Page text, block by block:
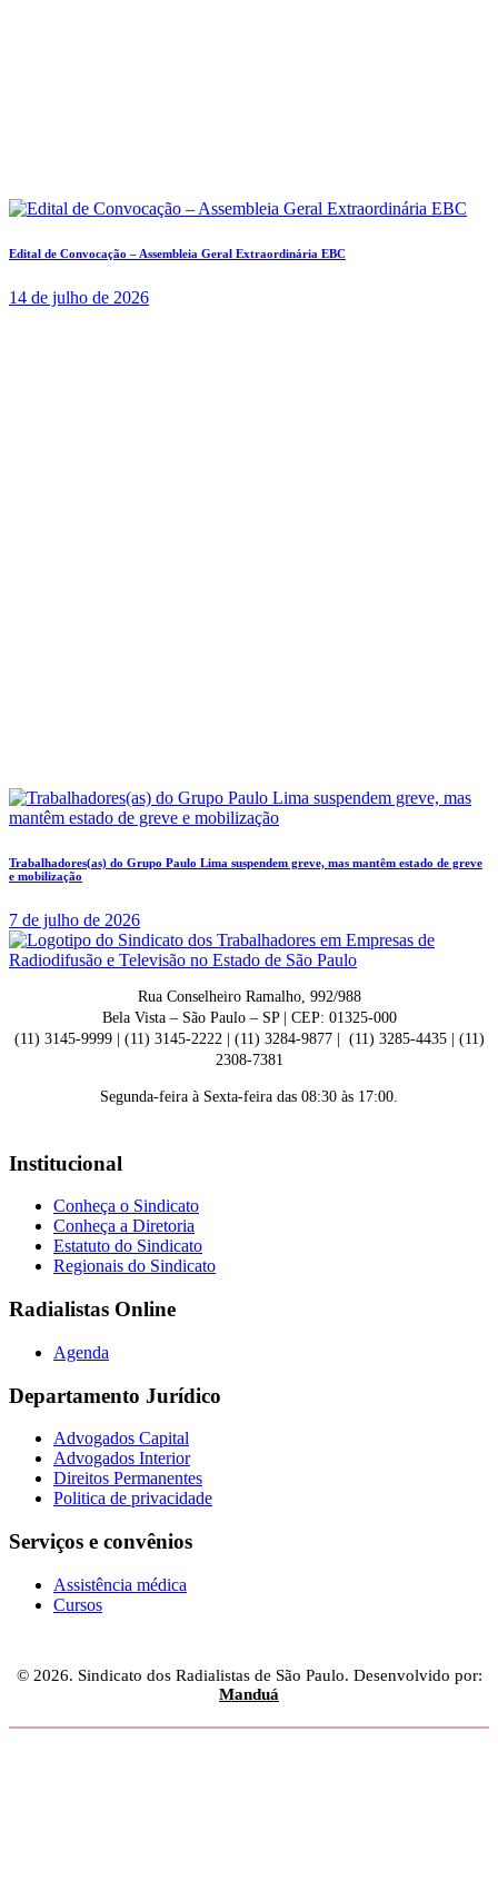
Edital de Convocação – Assembleia Geral Extraordinária EBC
14 de julho de 2026
Trabalhadores(as) do Grupo Paulo Lima suspendem greve, mas mantêm estado de greve
e mobilização
7 de julho de 2026
Rua Conselheiro Ramalho, 992/988
Bela Vista – São Paulo – SP | CEP: 01325-000
(11) 3145-9999 | (11) 3145-2222 | (11) 3284-9877 | (11) 3285-4435 | (11)
2308-7381
Segunda-feira à Sexta-feira das 08:30 às 17:00.
Institucional
Conheça o Sindicato
Conheça a Diretoria
Estatuto do Sindicato
Regionais do Sindicato
Radialistas Online
Agenda
Departamento Jurídico
Advogados Capital
Advogados Interior
Direitos Permanentes
Politica de privacidade
Serviços e convênios
Assistência médica
Cursos
© 2026. Sindicato dos Radialistas de São Paulo. Desenvolvido por:
Manduá